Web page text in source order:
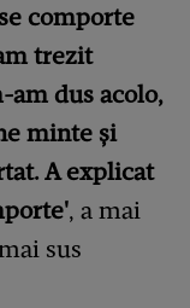
comporte
trezit
am dus acolo,
minte și
A explicat
, a mai
sus